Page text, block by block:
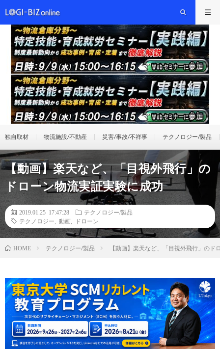
独自取材 物流施設/不動産 災害/事故/不祥事 テクノロジー/製品
【動画】楽天など、「目視外飛行」の
ドローン物流実証実験に成功
2019.01.25 17:47:28
テクノロジー/製品
テクノロジー
動画 ドローン
HOME テクノロジー/製品 【動画】楽天など、「目視外飛行」のド